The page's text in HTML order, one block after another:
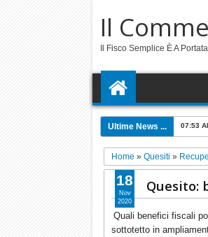
Il
Il Fisco Semplice È A
Ultime News ... 6:57 PM
Home »Quesiti »
Quesito:
Quali benefici fiscali
sottotetto in
18
Nov
2020